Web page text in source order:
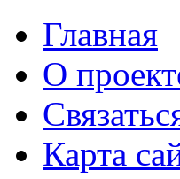
Главная
О
Карта